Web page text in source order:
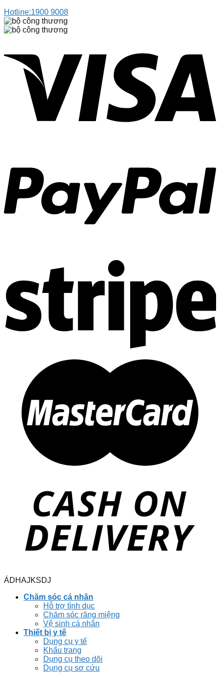
Hotline:1900 9008
ÁDHAJKSDJ
Chăm sóc cá nhân
Hỗ trợ tình dục
Chăm sóc răng miệng
Vệ sinh cá nhân
Thiết bị y tế
Dụng cụ y tế
Khẩu trang
Dụng cụ theo dõi
Dụng cụ sơ cứu